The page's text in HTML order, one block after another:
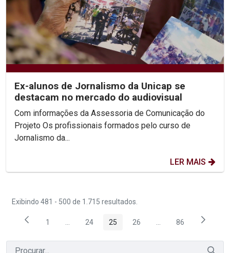
Ex-alunos de Jornalismo da Unicap se
destacam no mercado do audiovisual
Com informações da Assessoria de Comunicação do
Projeto Os profissionais formados pelo curso de
Jornalismo da...
LER MAIS
Exibindo 481 - 500 de 1.715 resultados.
Página
1 Páginas intermediárias Usar ABA para navegar.
Página
24 Página
25 Página
26 PáginasPágina
86